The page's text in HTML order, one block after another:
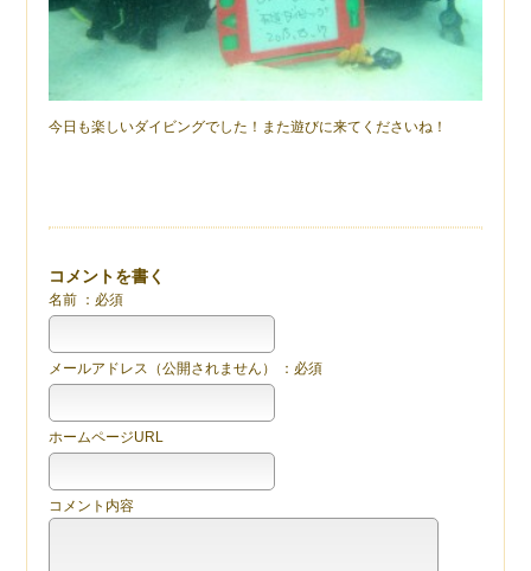
今日も楽しいダイビングでした！また遊びに来てくださいね！
コメントを書く
名前 ：必須
メールアドレス（公開されません） ：必須
ホームページURL
コメント内容